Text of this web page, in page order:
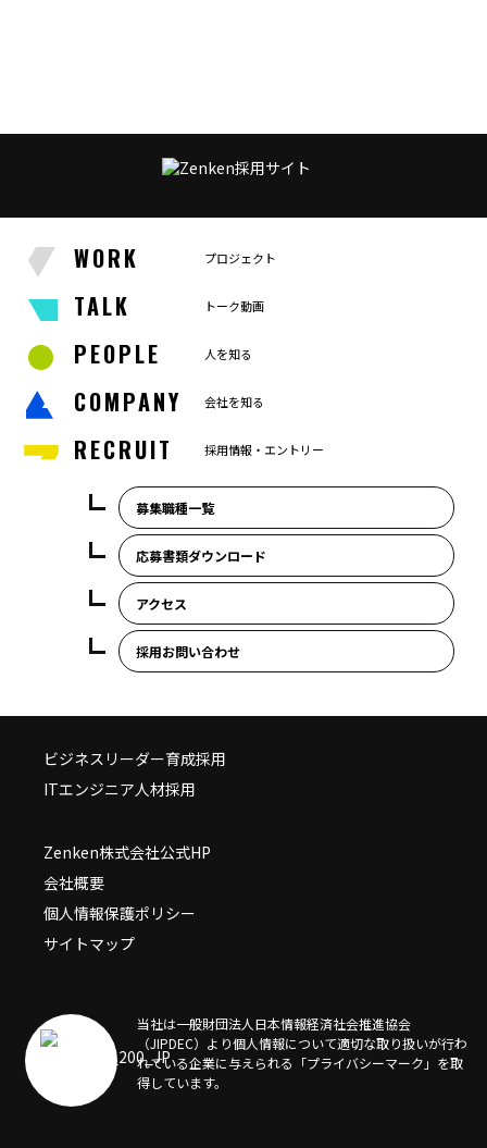
WORK プロジェクト
TALK トーク動画
PEOPLE 人を知る
COMPANY 会社を知る
RECRUIT 採用情報・エントリー
募集職種一覧
応募書類ダウンロード
アクセス
採用お問い合わせ
ビジネスリーダー育成採用
ITエンジニア人材採用
Zenken株式会社公式HP
会社概要
個人情報保護ポリシー
サイトマップ
当社は一般財団法人日本情報経済社会推進協会
（JIPDEC）より個人情報について適切な取り扱いが行わ
れている企業に与えられる「プライバシーマーク」を取
得しています。